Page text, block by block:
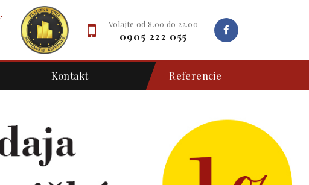
Volajte od 8.00 do 22.00
0905 222 055
Kontakt Referencie